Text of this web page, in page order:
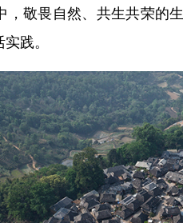
敬畏自然、共生共荣的
践。